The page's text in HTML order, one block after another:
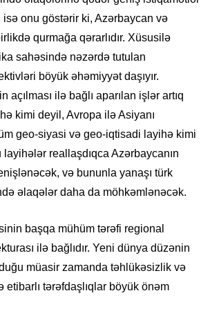
isə onu göstərir ki, Azərbaycan və
qurmağa qərarlıdır. Xüsusilə
sahəsində nəzərdə tutulan
böyük əhəmiyyət daşıyır.
açılması ilə bağlı aparılan işlər artıq
kimi deyil, Avropa ilə Asiyanı
geo-siyasi və geo-iqtisadi layihə kimi
reallaşdıqca Azərbaycanın
və bununla yanaşı türk
əlaqələr daha da möhkəmlənəcək.
başqa mühüm tərəfi regional
ilə bağlıdır. Yeni dünya düzənin
müasir zamanda təhlükəsizlik və
etibarlı tərəfdaşlıqlar böyük önəm